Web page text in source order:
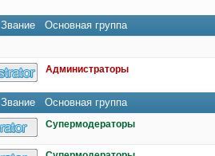
Звание Основная группа
Администраторы
Звание Основная группа
Супермодераторы